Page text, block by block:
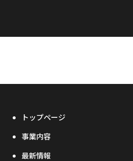
トップページ
事業内容
最新情報